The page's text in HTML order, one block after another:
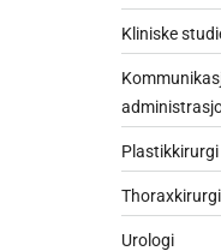
Kliniske
Plastikkirurgi
Thoraxkirurgi
Urologi